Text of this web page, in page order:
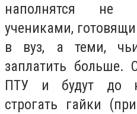
наполнятся не
учениками,
в вуз, а теми,
заплатить больше.
ПТУ и будут до
строгать гайки